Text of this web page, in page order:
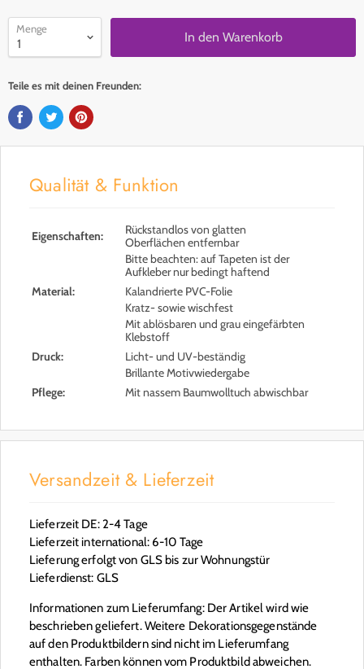
Menge
In den Warenkorb
Teile es mit deinen Freunden:
Qualität & Funktion
Eigenschaften:
Rückstandlos von glatten
Oberflächen entfernbar
Bitte beachten: auf Tapeten ist der
Aufkleber nur bedingt haftend
Material:
Kalandrierte PVC-Folie
Kratz- sowie wischfest
Mit ablösbaren und grau eingefärbten
Klebstoff
Druck:
Licht- und UV-beständig
Brillante Motivwiedergabe
Pflege:
Mit nassem Baumwolltuch abwischbar
Versandzeit & Lieferzeit
Lieferzeit DE: 2-4 Tage
Lieferzeit international: 6-10 Tage
Lieferung erfolgt von GLS bis zur Wohnungstür
Lieferdienst: GLS
Informationen zum Lieferumfang: Der Artikel wird wie
beschrieben geliefert. Weitere Dekorationsgegenstände
auf den Produktbildern sind nicht im Lieferumfang
enthalten. Farben können vom Produktbild abweichen.